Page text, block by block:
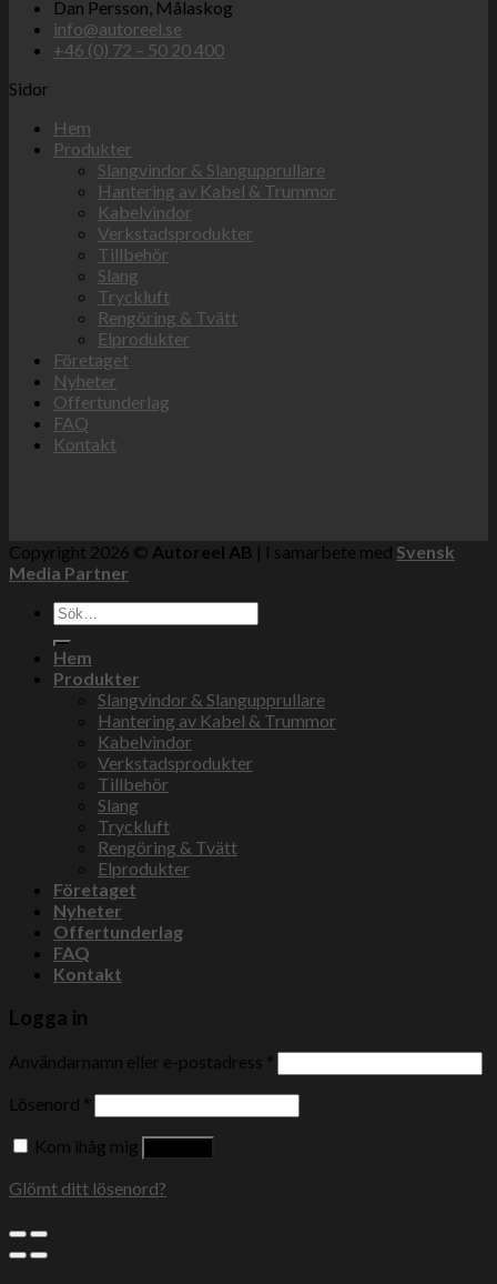
Dan Persson, Målaskog
info@autoreel.se
+46 (0) 72 – 50 20 400
Sidor
Hem
Produkter
Slangvindor & Slangupprullare
Hantering av Kabel & Trummor
Kabelvindor
Verkstadsprodukter
Tillbehör
Slang
Tryckluft
Rengöring & Tvätt
Elprodukter
Företaget
Nyheter
Offertunderlag
FAQ
Kontakt
Copyright 2026 © Autoreel AB | I samarbete med Svensk
Media Partner
Sök
efter:
Hem
Produkter
Slangvindor & Slangupprullare
Hantering av Kabel & Trummor
Kabelvindor
Verkstadsprodukter
Tillbehör
Slang
Tryckluft
Rengöring & Tvätt
Elprodukter
Företaget
Nyheter
Offertunderlag
FAQ
Kontakt
Logga in
Användarnamn eller e-postadress *
Lösenord *
Kom ihåg mig
Glömt ditt lösenord?